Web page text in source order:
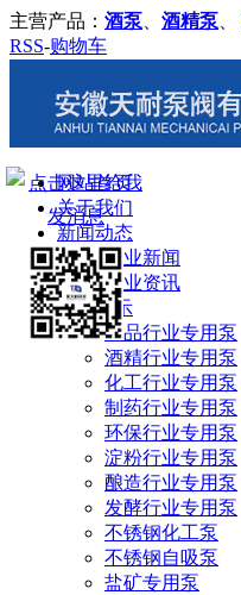
主营产品： 酒泵 酒精泵
RSS-购物车
网站首页
关于我们
新闻动态
企业新闻
行业资讯
产品展示
食品行业专用泵
酒精行业专用泵
化工行业专用泵
制药行业专用泵
环保行业专用泵
淀粉行业专用泵
酿造行业专用泵
发酵行业专用泵
不锈钢化工泵
不锈钢自吸泵
盐矿专用泵